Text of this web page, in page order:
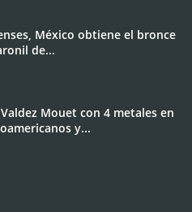
México obtiene el bronce
de...
Mouet con 4 metales en
y...